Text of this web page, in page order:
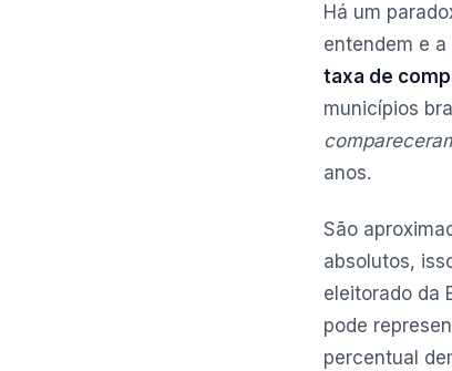
Há um
entendem e
taxa de
municípios
anos.
São
absolutos,
eleitorado da
pode
percentual